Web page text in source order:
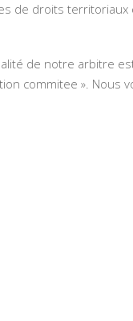
de droits
de notre arbitre
commitee ». Nous